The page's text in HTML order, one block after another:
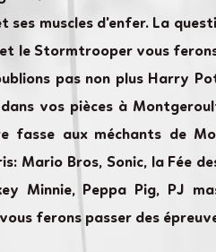
ses muscles d'enfer. La
le Stormtrooper vous
pas non plus Harry
vos pièces à
aux méchants de
Mario Bros, Sonic, la Fée
Minnie, Peppa Pig, PJ
ferons passer des